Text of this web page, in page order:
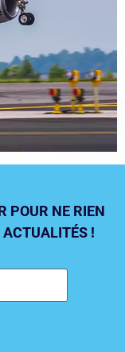
POUR NE RIEN
ACTUALITÉS !